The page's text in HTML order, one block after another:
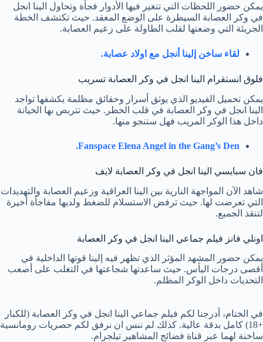
يمكن حضور اللحظات التي تتغير فيها الأدوار فجأة وتحاول الينا انجل
في وكر العصابة السيطرة على الوضع المعقد. حيث تكتشف الخطة
الجريئة التي وضعتها لقلب الطاولة على زعيم العصابة.
لقاء ساخن إلينا أنجل مع اولاد عصابة.
فلوق انستقرام الينا انجل في وكر العصابة تسريب
يمكن تحميل الفيديو الذي يوثق أسرار وحقائق مظلمة يكشفها تواجد
الينا انجل في وكر العصابة في قلب الخطر. حيث تتربص بها الخيانة
داخل هذا الوكر المريب فهل ستنجو منها.
Fanspace Elena Angel in the Gang’s Den.
فان سبايسي الينا انجل في وكر العصابة لايف
شاهد الآن المواجهة النارية بين الينا العراقية وزعيم العصابة والتهديدات
التي تعرضت لها. حيث ترفض الاستسلام للضغط ولديها مفاجأة أخيرة
لتنقذ الجميع.
اونلي فانز فيلم جماعي الينا انجل في وكر العصابة
يمكن حضور المشهد المؤثر الذي تظهر فيه إلينا قوتها الداخلية في
أقصى درجات اليأس. حيث ساعدتها شجاعتها في التغلب على أصعب
التحديات داخل الوكر المظلم.
في الختام، أدرجنا لكم فيلم جماعي الينا انجل في وكر العصابة (للكبار
+18) كامل بدقة عالية. كذلك لم ننس ان نرفق لكم حصريات رومانسية
ساخنة لهما عبر قناة فضائج المشاهير تيلجرام.